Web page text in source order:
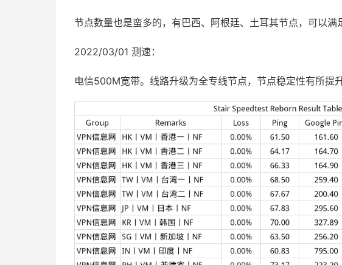
节点数量也是蛮多的，有巴西、阿根廷、土耳其节点，可以
2022/03/01 测速：
电信500M宽带。线路升级为全专线节点，节点稳定性有所提升